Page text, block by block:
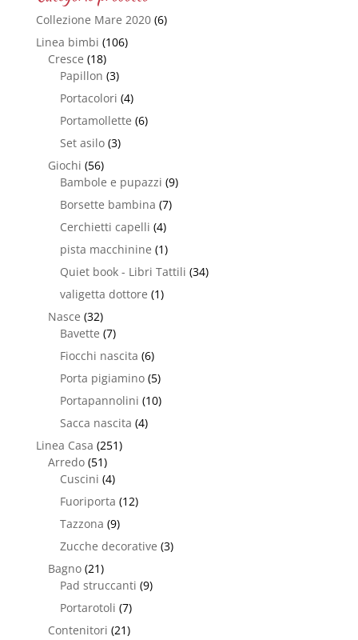
Collezione Mare 2020 (6)
Linea bimbi (106)
Cresce (18)
Papillon (3)
Portacolori (4)
Portamollette (6)
Set asilo (3)
Giochi (56)
Bambole e pupazzi (9)
Borsette bambina (7)
Cerchietti capelli (4)
pista macchinine (1)
Quiet book - Libri Tattili (34)
valigetta dottore (1)
Nasce (32)
Bavette (7)
Fiocchi nascita (6)
Porta pigiamino (5)
Portapannolini (10)
Sacca nascita (4)
Linea Casa (251)
Arredo (51)
Cuscini (4)
Fuoriporta (12)
Tazzona (9)
Zucche decorative (3)
Bagno (21)
Pad struccanti (9)
Portarotoli (7)
Contenitori (21)